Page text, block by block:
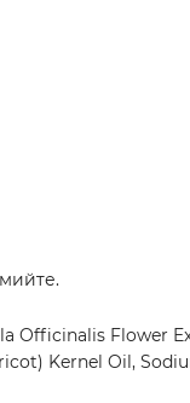
Officinalis Flower
Kernel Oil,